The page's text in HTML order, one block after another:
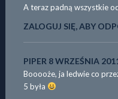
A teraz padną wszystkie
ZALOGUJ SIĘ, ABY
PIPER 8 WRZEŚNIA
Booooże, ja ledwie co
5 była